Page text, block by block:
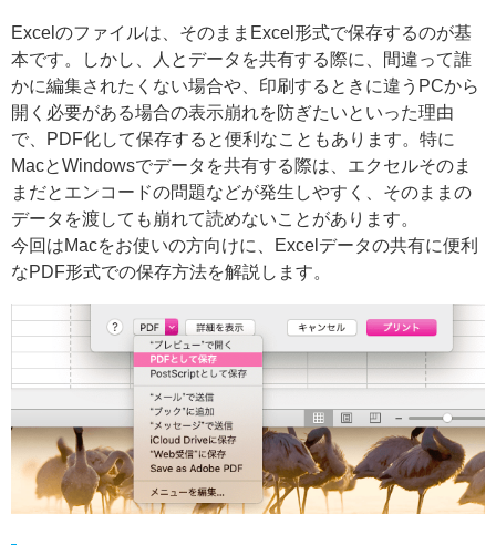
Excelのファイルは、そのままExcel形式で保存するのが基
本です。しかし、人とデータを共有する際に、間違って誰
かに編集されたくない場合や、印刷するときに違うPCから
開く必要がある場合の表示崩れを防ぎたいといった理由
で、PDF化して保存すると便利なこともあります。特に
MacとWindowsでデータを共有する際は、エクセルそのま
まだとエンコードの問題などが発生しやすく、そのままの
データを渡しても崩れて読めないことがあります。
今回はMacをお使いの方向けに、Excelデータの共有に便利
なPDF形式での保存方法を解説します。